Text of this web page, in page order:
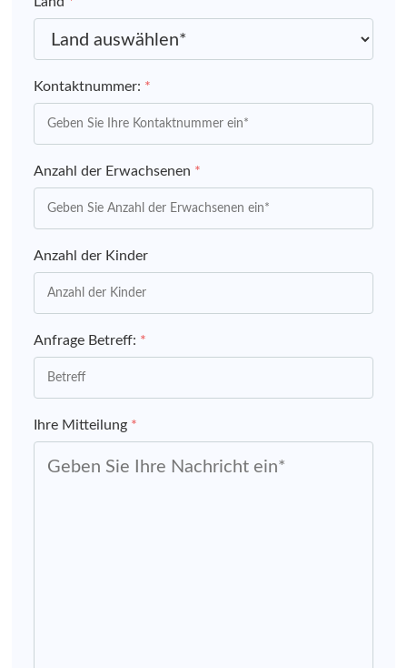
Kontaktnummer: *
Anzahl der Erwachsenen *
Anzahl der Kinder
Anfrage Betreff: *
Ihre Mitteilung *